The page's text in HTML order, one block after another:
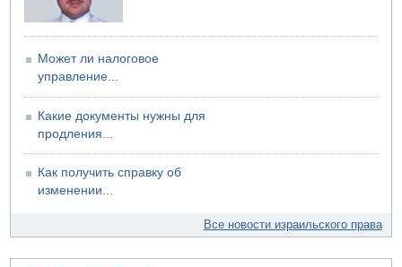
Может ли налоговое
управление...
Какие документы нужны для
продления...
Как получить справку об
изменении...
Все новости израильского права